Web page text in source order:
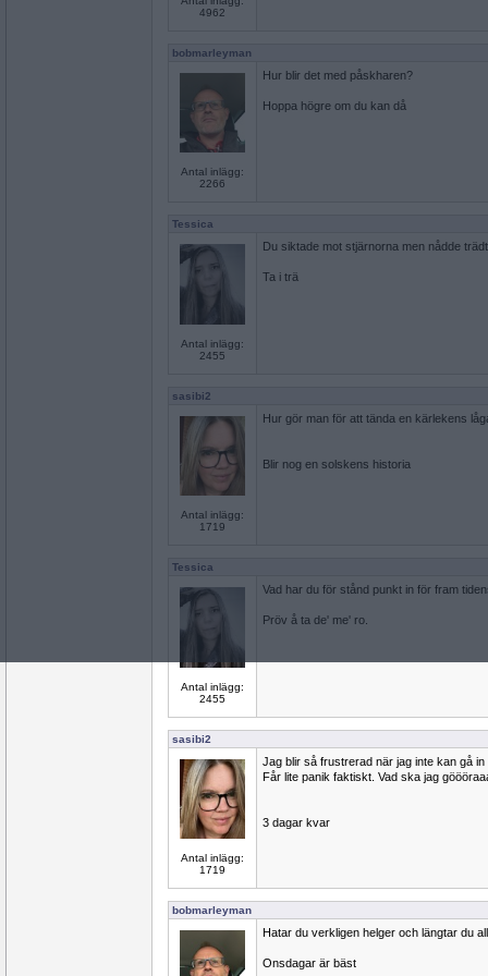
4962
bobmarleyman
Antal inlägg:
2266
Hur blir det med påskharen?
Hoppa högre om du kan då
Tessica
Antal inlägg:
2455
Du siktade mot stjärnorna men nådde
Ta i trä
sasibi2
Antal inlägg:
1719
Hur gör man för att tända en kärlekens
Blir nog en solskens historia
Tessica
Antal inlägg:
2455
Vad har du för stånd punkt in för fram
Pröv å ta de' me' ro.
sasibi2
Antal inlägg:
1719
Jag blir så frustrerad när jag inte kan gå
Får lite panik faktiskt. Vad ska jag
3 dagar kvar
bobmarleyman
Hatar du verkligen helger och längtar du
Onsdagar är bäst